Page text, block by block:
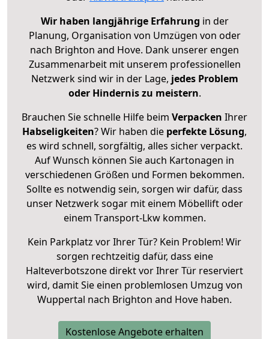
Wir haben langjährige Erfahrung in der
Planung, Organisation von Umzügen von oder
nach Brighton and Hove. Dank unserer engen
Zusammenarbeit mit unserem professionellen
Netzwerk sind wir in der Lage, jedes Problem
oder Hindernis zu meistern.
Brauchen Sie schnelle Hilfe beim Verpacken Ihrer
Habseligkeiten? Wir haben die perfekte Lösung,
es wird schnell, sorgfältig, alles sicher verpackt.
Auf Wunsch können Sie auch Kartonagen in
verschiedenen Größen und Formen bekommen.
Sollte es notwendig sein, sorgen wir dafür, dass
unser Netzwerk sogar mit einem Möbellift oder
einem Transport-Lkw kommen.
Kein Parkplatz vor Ihrer Tür? Kein Problem! Wir
sorgen rechtzeitig dafür, dass eine
Halteverbotszone direkt vor Ihrer Tür reserviert
wird, damit Sie einen problemlosen Umzug von
Wuppertal nach Brighton and Hove haben.
Kostenlose Angebote erhalten